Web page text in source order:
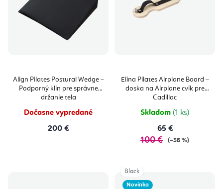
Align Pilates Postural Wedge –
Podporný klin pre správne
držanie tela
Dočasne vypredané
200 €
Elina Pilates Airplane Board –
doska na Airplane cvik pre
Cadillac
Skladom (1 ks)
65 €
100 € (–35 %)
Novinka
Black